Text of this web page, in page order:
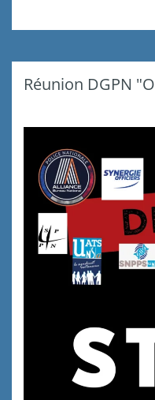
Réunion DGPN